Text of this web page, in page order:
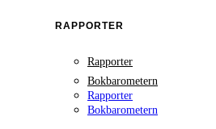
RAPPORTER
Rapporter
Bokbarometern
Rapporter
Bokbarometern